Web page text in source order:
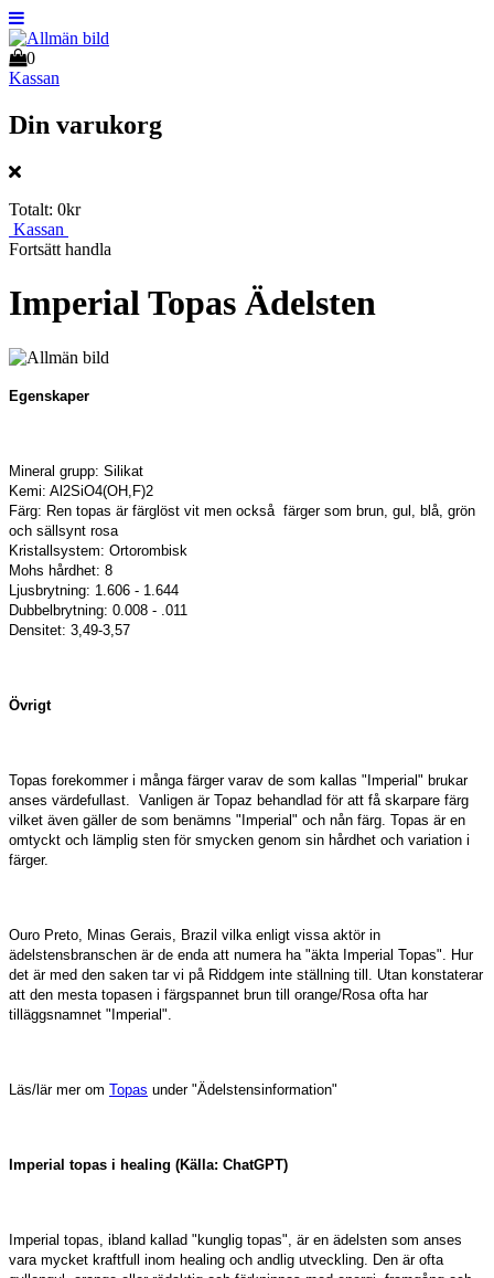
0
Kassan
Din varukorg
Totalt: 0kr
Kassan
Fortsätt handla
Imperial Topas Ädelsten
Egenskaper
Mineral grupp: Silikat
Kemi: Al2SiO4(OH,F)2
Färg: Ren topas är färglöst vit men också färger som brun, gul, blå, grön
och sällsynt rosa
Kristallsystem: Ortorombisk
Mohs hårdhet: 8
Ljusbrytning: 1.606 - 1.644
Dubbelbrytning: 0.008 - .011
Densitet: 3,49-3,57
Övrigt
Topas forekommer i många färger varav de som kallas "Imperial" brukar
anses värdefullast. Vanligen är Topaz behandlad för att få skarpare färg
vilket även gäller de som benämns "Imperial" och nån färg. Topas är en
omtyckt och lämplig sten för smycken genom sin hårdhet och variation i
färger.
Ouro Preto, Minas Gerais, Brazil vilka enligt vissa aktör in
ädelstensbranschen är de enda att numera ha "äkta Imperial Topas". Hur
det är med den saken tar vi på Riddgem inte ställning till. Utan konstaterar
att den mesta topasen i färgspannet brun till orange/Rosa ofta har
tilläggsnamnet "Imperial".
Läs/lär mer om Topas under "Ädelstensinformation"
Imperial topas i healing (Källa: ChatGPT)
Imperial topas, ibland kallad "kunglig topas", är en ädelsten som anses
vara mycket kraftfull inom healing och andlig utveckling. Den är ofta